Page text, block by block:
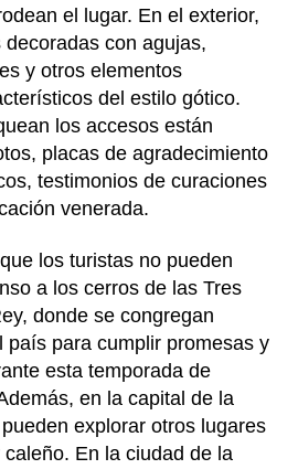
el lugar. En el exterior,
con agujas,
y otros elementos
del estilo gótico.
los accesos están
placas de agradecimiento
testimonios de curaciones
venerada.
los turistas no pueden
a los cerros de las Tres
donde se congregan
país para cumplir promesas y
esta temporada de
en la capital de la
explorar otros lugares
En la ciudad de la